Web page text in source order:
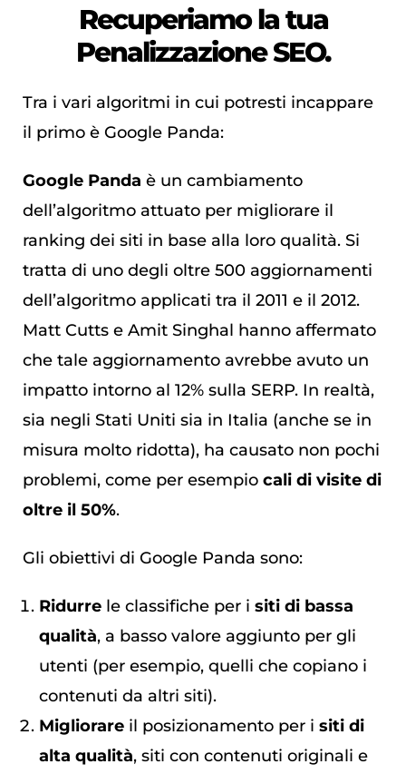
Recuperiamo la tua
Penalizzazione SEO.
Tra i vari algoritmi in cui potresti incappare
il primo è Google Panda:
Google Panda è un cambiamento
dell’algoritmo attuato per migliorare il
ranking dei siti in base alla loro qualità. Si
tratta di uno degli oltre 500 aggiornamenti
dell’algoritmo applicati tra il 2011 e il 2012.
Matt Cutts e Amit Singhal hanno affermato
che tale aggiornamento avrebbe avuto un
impatto intorno al 12% sulla SERP. In realtà,
sia negli Stati Uniti sia in Italia (anche se in
misura molto ridotta), ha causato non pochi
problemi, come per esempio cali di visite di
oltre il 50%.
Gli obiettivi di Google Panda sono:
Ridurre le classifiche per i siti di bassa
qualità, a basso valore aggiunto per gli
utenti (per esempio, quelli che copiano i
contenuti da altri siti).
Migliorare il posizionamento per i siti di
alta qualità, siti con contenuti originali e